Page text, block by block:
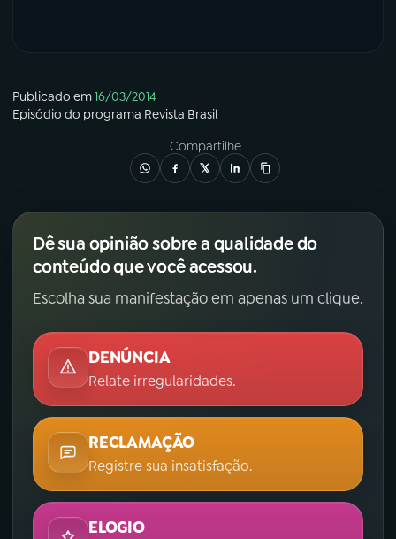
Publicado em16/03/2014
Episódio do programa Revista Brasil
Compartilhe
Dê sua opinião sobre a qualidade do
conteúdo que você acessou.
Escolha sua manifestação em apenas um clique.
DENÚNCIA
Relate irregularidades.
RECLAMAÇÃO
Registre sua insatisfação.
ELOGIO